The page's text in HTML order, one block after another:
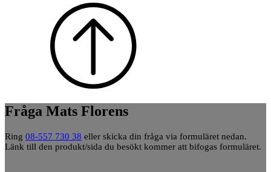
Fråga Mats Florens
Ring 08-557 730 38 eller skicka din fråga via formuläret nedan.
Länk till den produkt/sida du besökt kommer att bifogas formuläret.